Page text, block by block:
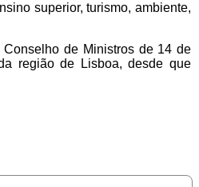
superior, turismo, ambiente,
de Ministros de 14 de
região de Lisboa, desde que